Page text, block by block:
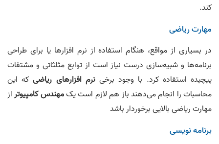
کند.
مهارت ریاضی
در بسیاری از مواقع، هنگام استفاده از نرم‌ افزارها یا برای طراحی
برنامه‌ها و شبیه‌سازی درست نیاز است از توابع مثلثاتی و مشتقات
پیچیده استفاده کرد. با وجود برخینرم‌ افزارهای ریاضیکه این
محاسبات را انجام می‌دهند باز هم لازم است یکمهندس کامپیوتراز
مهارت ریاضی بالایی برخوردار باشد
برنامه‌ نویسی